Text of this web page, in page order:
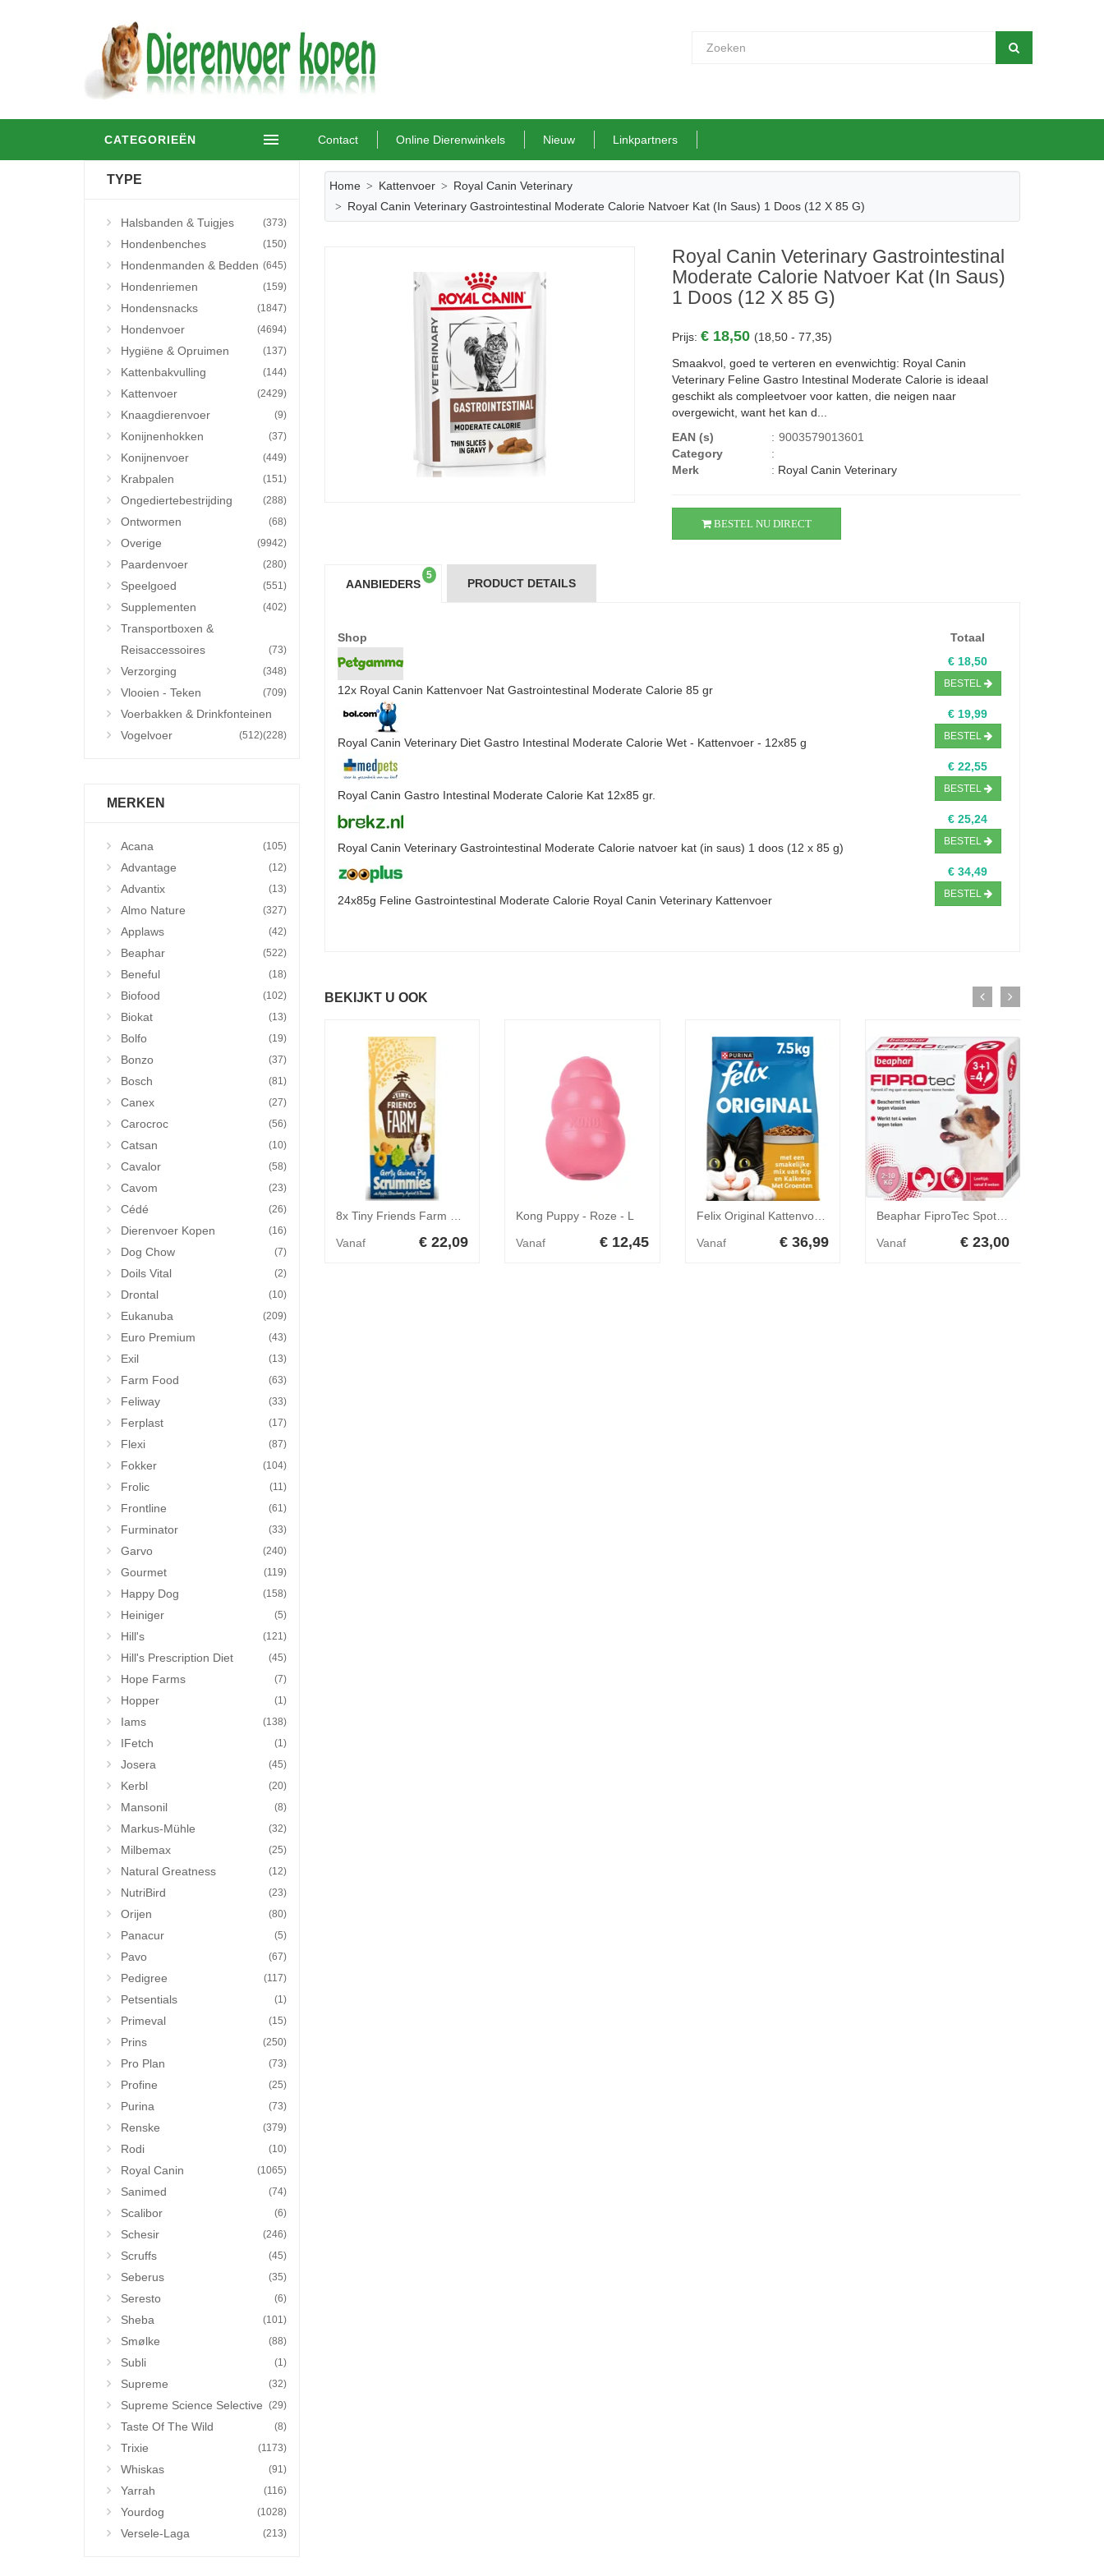
CATEGORIEËN Contact Online Dierenwinkels Nieuw Linkpartners
TYPE
Halsbanden & Tuigjes (373)
Hondenbenches (150)
Hondenmanden & Bedden (645)
Hondenriemen (159)
Hondensnacks (1847)
Hondenvoer (4694)
Hygiëne & Opruimen (137)
Kattenbakvulling (144)
Kattenvoer (2429)
Knaagdierenvoer (9)
Konijnenhokken (37)
Konijnenvoer (449)
Krabpalen (151)
Ongediertebestrijding (288)
Ontwormen (68)
Overige (9942)
Paardenvoer (280)
Speelgoed (551)
Supplementen (402)
Transportboxen &
Reisaccessoires
(73)
Verzorging (348)
Vlooien - Teken (709)
Voerbakken & Drinkfonteinen
(228)
Vogelvoer (512)
MERKEN
Acana (105)
Advantage (12)
Advantix (13)
Almo Nature (327)
Applaws (42)
Beaphar (522)
Beneful (18)
Biofood (102)
Biokat (13)
Bolfo (19)
Bonzo (37)
Bosch (81)
Canex (27)
Carocroc (56)
Catsan (10)
Cavalor (58)
Cavom (23)
Cédé (26)
Dierenvoer Kopen (16)
Dog Chow (7)
Doils Vital (2)
Drontal (10)
Eukanuba (209)
Euro Premium (43)
Exil (13)
Farm Food (63)
Feliway (33)
Ferplast (17)
Flexi (87)
Fokker (104)
Frolic (11)
Frontline (61)
Furminator (33)
Garvo (240)
Gourmet (119)
Happy Dog (158)
Heiniger (5)
Hill's (121)
Hill's Prescription Diet (45)
Hope Farms (7)
Hopper (1)
Iams (138)
IFetch (1)
Josera (45)
Kerbl (20)
Mansonil (8)
Markus-Mühle (32)
Milbemax (25)
Natural Greatness (12)
NutriBird (23)
Orijen (80)
Panacur (5)
Pavo (67)
Pedigree (117)
Petsentials (1)
Primeval (15)
Prins (250)
Pro Plan (73)
Profine (25)
Purina (73)
Renske (379)
Rodi (10)
Royal Canin (1065)
Sanimed (74)
Scalibor (6)
Schesir (246)
Scruffs (45)
Seberus (35)
Seresto (6)
Sheba (101)
Smølke (88)
Subli (1)
Supreme (32)
Supreme Science Selective (29)
Taste Of The Wild (8)
Trixie (1173)
Whiskas (91)
Yarrah (116)
Yourdog (1028)
Versele-Laga (213)
Home Kattenvoer
Royal Canin Veterinary
Royal Canin Veterinary Gastrointestinal Moderate Calorie Natvoer Kat (in Saus) 1 Doos (12 X 85 G)
Royal Canin Veterinary Gastrointestinal
Moderate Calorie Natvoer Kat (in Saus)
1 Doos (12 X 85 G)
Prijs:€ 18,50 (18,50 - 77,35)
Smaakvol, goed te verteren en evenwichtig: Royal Canin
Veterinary Feline Gastro Intestinal Moderate Calorie is ideaal
geschikt als compleetvoer voor katten, die neigen naar
overgewicht, want het kan d...
EAN (s)
: 9003579013601
Category
:
Merk
: Royal Canin Veterinary
BESTEL NU DIRECT
AANBIEDERS
5
PRODUCT DETAILS
Shop Totaal
12x Royal Canin Kattenvoer Nat Gastrointestinal Moderate Calorie 85 gr
€ 18,50
BESTEL
Royal Canin Veterinary Diet Gastro Intestinal Moderate Calorie Wet - Kattenvoer - 12x85 g
€ 19,99
BESTEL
Royal Canin Gastro Intestinal Moderate Calorie Kat 12x85 gr.
€ 22,55
BESTEL
Royal Canin Veterinary Gastrointestinal Moderate Calorie natvoer kat (in saus) 1 doos (12 x 85 g)
€ 25,24
BESTEL
24x85g Feline Gastrointestinal Moderate Calorie Royal Canin Veterinary Kattenvoer
€ 34,49
BESTEL
BEKIJKT U OOK
Vanaf € 22,09
Kong Puppy - Roze - L
Vanaf € 12,45
Felix Original Kattenvoer met Kip, Kalkoen en Groenten 7,5 kg
Vanaf € 36,99 Vanaf € 23,00